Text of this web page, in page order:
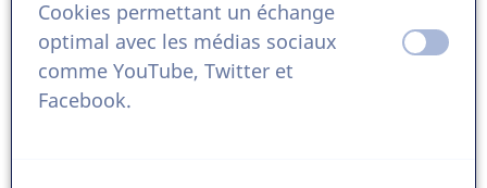
Langue
Français
Références
Cookies permettant un échange
optimal avec les médias sociaux
comme YouTube, Twitter et
Facebook.
éteint